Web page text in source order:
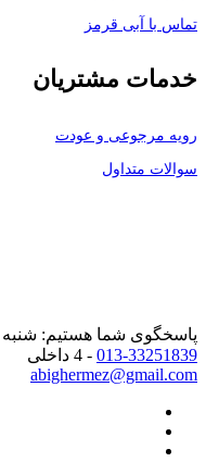
تماس با آبی قرمز
خدمات مشتریان
رویه مرجوعی و عودت
سوالات متداول
پاسخگوی شما هستیم: شنبه تا چهارشنبه
013-33251839 - 4 داخلی
abighermez@gmail.com